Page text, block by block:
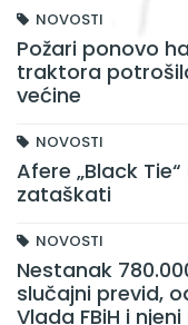
NOVOSTI
Požari ponovo
traktora
većine
NOVOSTI
Afere „Black
zataškati
NOVOSTI
Nestanak
slučajni previd,
Vlada FBiH i